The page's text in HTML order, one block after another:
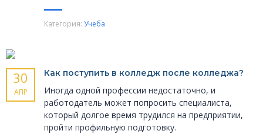
Категория: Учеба
30
АПР
Как поступить в колледж после колледжа?
Иногда одной профессии недостаточно, и
работодатель может попросить специалиста,
который долгое время трудился на предприятии,
пройти профильную подготовку.